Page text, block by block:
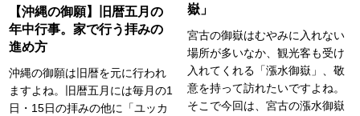
【沖縄の御願】旧暦五月の
年中行事。家で行う拝みの
進め方
沖縄の御願は旧暦を元に行われ
ますよね。旧暦五月には毎月の1
日・15日の拝みの他に「ユッカ
嶽」
宮古の御嶽はむやみに入れない
場所が多いなか、観光客も受け
入れてくれる「漲水御嶽」、敬
意を持って訪れたいですよね。
そこで今回は、宮古の漲水御嶽